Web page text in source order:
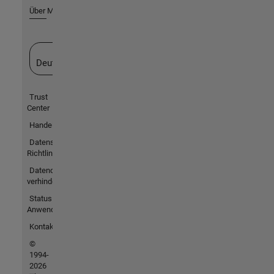
Über MathWorks
Deutschland
Trust
Center
Handelsmarken
Datenschutz-
Richtlinien
Datendiebstahl
verhindern
Status von
Anwendungen
Kontakt
©
1994-
2026